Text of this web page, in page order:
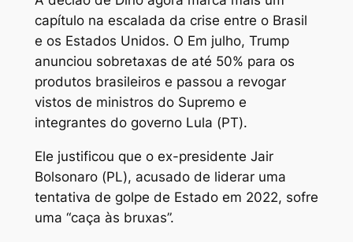
capítulo na escalada da crise entre o Brasil
e os Estados Unidos. O Em julho, Trump
anunciou sobretaxas de até 50% para os
produtos brasileiros e passou a revogar
vistos de ministros do Supremo e
integrantes do governo Lula (PT).
Ele justificou que o ex-presidente Jair
Bolsonaro (PL), acusado de liderar uma
tentativa de golpe de Estado em 2022, sofre
uma “caça às bruxas”.